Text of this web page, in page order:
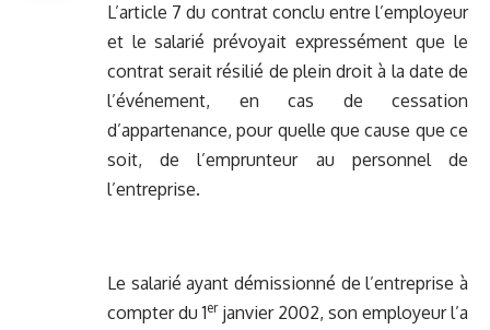
L’article 7 du contrat conclu entre l’employeur
et le salarié prévoyait expressément que le
contrat serait résilié de plein droit à la date de
l’événement, en cas de cessation
d’appartenance, pour quelle que cause que ce
soit, de l’emprunteur au personnel de
l’entreprise.
Le salarié ayant démissionné de l’entreprise à
compter du 1erjanvier 2002, son employeur l’a